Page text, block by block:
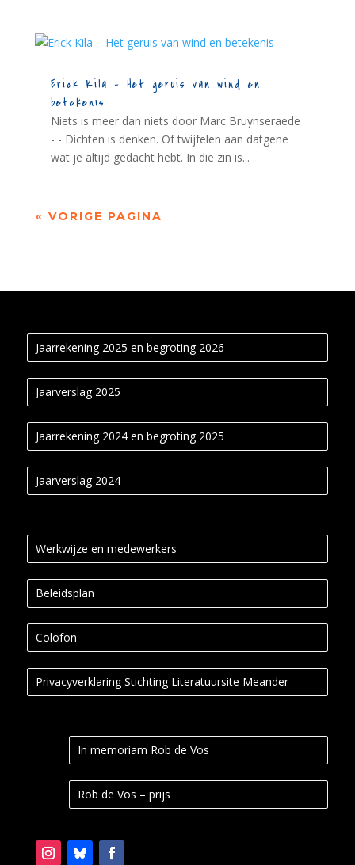
Erick Kila – Het geruis van wind en
betekenis
Niets is meer dan niets door Marc Bruynseraede
- - Dichten is denken. Of twijfelen aan datgene
wat je altijd gedacht hebt. In die zin is...
« VORIGE PAGINA
Jaarrekening 2025 en begroting 2026
Jaarverslag 2025
Jaarrekening 2024 en begroting 2025
Jaarverslag 2024
Werkwijze en medewerkers
Beleidsplan
Colofon
Privacyverklaring Stichting Literatuursite Meander
In memoriam Rob de Vos
Rob de Vos – prijs